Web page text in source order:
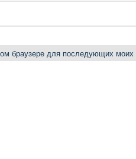
браузере для последующих моих